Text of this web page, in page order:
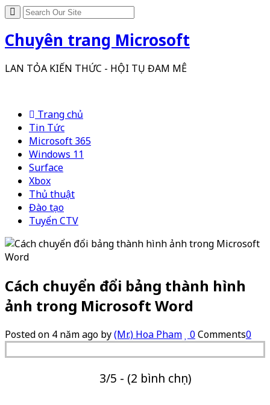
Chuyên trang Microsoft
LAN TỎA KIẾN THỨC - HỘI TỤ ĐAM MÊ
Trang chủ
Tin Tức
Microsoft 365
Windows 11
Surface
Xbox
Thủ thuật
Đào tạo
Tuyển CTV
Cách chuyển đổi bảng thành hình
ảnh trong Microsoft Word
Posted on 4 năm ago by(Mr.) Hoa Pham 0Comments0
3/5 - (2 bình chọn)